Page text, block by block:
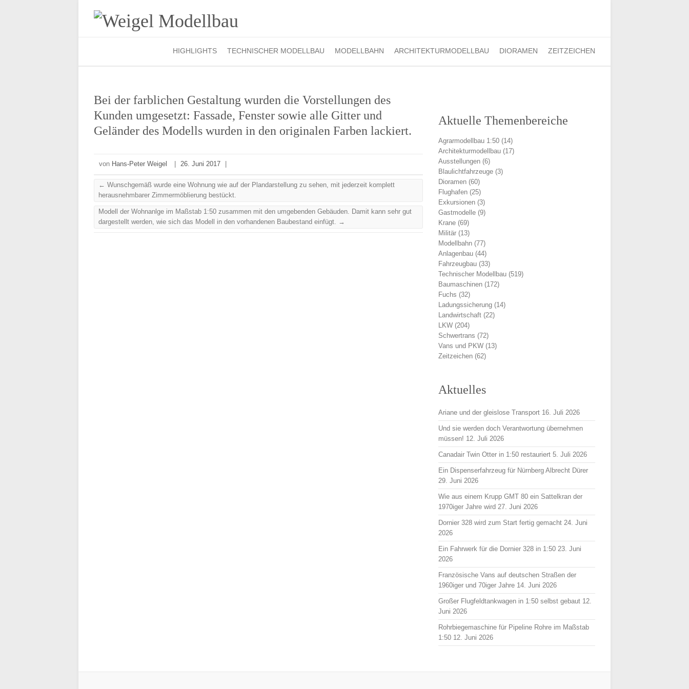
HIGHLIGHTS TECHNISCHER MODELLBAU MODELLBAHN ARCHITEKTURMODELLBAU DIORAMEN ZEITZEICHEN
Bei der farblichen Gestaltung wurden die Vorstellungen des
Kunden umgesetzt: Fassade, Fenster sowie alle Gitter und
Geländer des Modells wurden in den originalen Farben lackiert.
von Hans-Peter Weigel 26. Juni 2017
← Wunschgemäß wurde eine Wohnung wie auf der Plandarstellung zu sehen, mit jederzeit komplett
herausnehmbarer Zimmermöblierung bestückt.
Modell der Wohnanlge im Maßstab 1:50 zusammen mit den umgebenden Gebäuden. Damit kann sehr gut
dargestellt werden, wie sich das Modell in den vorhandenen Baubestand einfügt. →
Aktuelle Themenbereiche
Agrarmodellbau 1:50 (14)
Architekturmodellbau (17)
Ausstellungen (6)
Blaulichtfahrzeuge (3)
Dioramen (60)
Flughafen (25)
Exkursionen (3)
Gastmodelle (9)
Krane (69)
Militär (13)
Modellbahn (77)
Anlagenbau (44)
Fahrzeugbau (33)
Technischer Modellbau (519)
Baumaschinen (172)
Fuchs (32)
Ladungssicherung (14)
Landwirtschaft (22)
LKW (204)
Schwertrans (72)
Vans und PKW (13)
Zeitzeichen (62)
Aktuelles
Ariane und der gleislose Transport 16. Juli 2026
Und sie werden doch Verantwortung übernehmen
müssen! 12. Juli 2026
Canadair Twin Otter in 1:50 restauriert 5. Juli 2026
Ein Dispenserfahrzeug für Nürnberg Albrecht Dürer
29. Juni 2026
Wie aus einem Krupp GMT 80 ein Sattelkran der
1970iger Jahre wird 27. Juni 2026
Dornier 328 wird zum Start fertig gemacht 24. Juni
2026
Ein Fahrwerk für die Dornier 328 in 1:50 23. Juni
2026
Französische Vans auf deutschen Straßen der
1960iger und 70iger Jahre 14. Juni 2026
Großer Flugfeldtankwagen in 1:50 selbst gebaut 12.
Juni 2026
Rohrbiegemaschine für Pipeline Rohre im Maßstab
1:50 12. Juni 2026